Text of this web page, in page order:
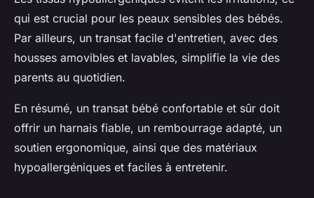
qui est crucial pour les peaux sensibles des bébés.
Par ailleurs, un transat facile d'entretien, avec des
housses amovibles et lavables, simplifie la vie des
parents au quotidien.
En résumé, un transat bébé confortable et sûr doit
offrir un harnais fiable, un rembourrage adapté, un
soutien ergonomique, ainsi que des matériaux
hypoallergéniques et faciles à entretenir.